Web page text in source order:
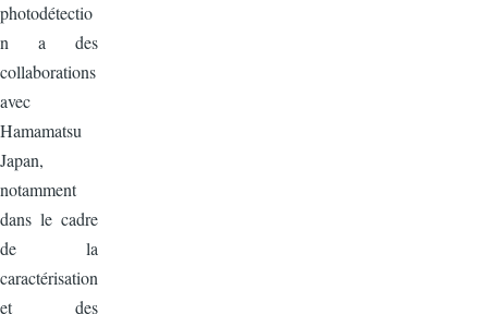
photodétectio
n a des
collaborations
avec
Hamamatsu
Japan,
notamment
dans le cadre
de la
caractérisation
et des